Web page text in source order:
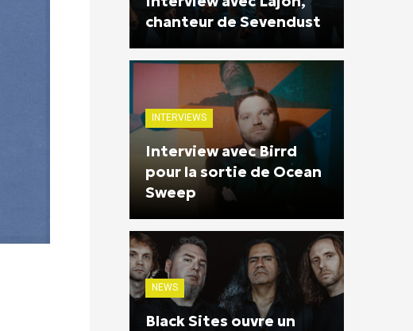
chanteur de Sevendust
INTERVIEWS
Interview avec Birrd
pour la sortie de Ocean
Sweep
NEWS
Black Sites ouvre un